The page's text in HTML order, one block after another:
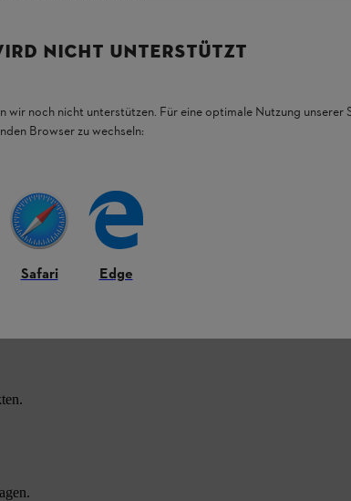
NICHT UNTERSTÜTZT
wir noch nicht unterstützen. Für eine optimale Nutzung unserer
Browser zu wechseln:
Safari Edge